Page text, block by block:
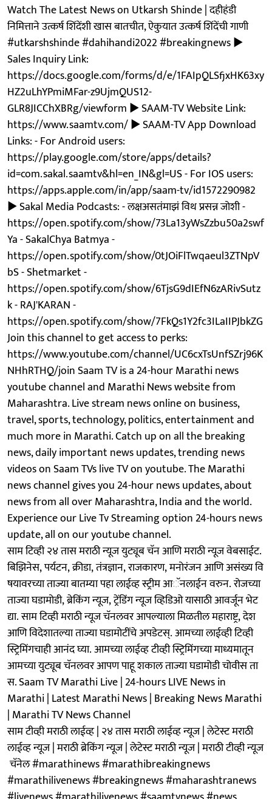
Watch The Latest News on Utkarsh Shinde | दहीहंडी
निमित्ताने उत्कर्ष शिंदेंशी खास बातचीत, ऐकुयात उत्कर्ष शिंदेंची गाणी
#utkarshshinde #dahihandi2022 #breakingnews ►
Sales Inquiry Link:
https://docs.google.com/forms/d/e/1FAIpQLSfjxHK63xy
HZ2uLhYPmiMFar-z9UjmQUS12-
GLR8JICChXBRg/viewform ► SAAM-TV Website Link:
https://www.saamtv.com/ ► SAAM-TV App Download
Links: - For Android users:
https://play.google.com/store/apps/details?
id=com.sakal.saamtv&hl=en_IN&gl=US - For IOS users:
https://apps.apple.com/in/app/saam-tv/id1572290982
► Sakal Media Podcasts: - लक्षअसतंमाझं विथ प्रसन्न जोशी -
https://open.spotify.com/show/73La13yWsZzbu50a2swf
Ya - SakalChya Batmya -
https://open.spotify.com/show/0tJOiFlTwqaeul3ZTNpV
bS - Shetmarket -
https://open.spotify.com/show/6TjsG9dIEfN6zARivSutz
k - RAJ'KARAN -
https://open.spotify.com/show/7FkQs1Y2fc3ILaIIPJbkZG
Join this channel to get access to perks:
https://www.youtube.com/channel/UC6cxTsUnfSZrj96K
NHhRTHQ/join Saam TV is a 24-hour Marathi news
youtube channel and Marathi News website from
Maharashtra. Live stream news online on business,
travel, sports, technology, politics, entertainment and
much more in Marathi. Catch up on all the breaking
news, daily important news updates, trending news
videos on Saam TVs live TV on youtube. The Marathi
news channel gives you 24-hour news updates, about
news from all over Maharashtra, India and the world.
Experience our Live Tv Streaming option 24-hours news
update, all on our youtube channel.
साम टिव्ही २४ तास मराठी न्यूज युट्यूब चॅन आणि मराठी न्यूज वेबसाईट.
बिझिनेस, पर्यटन, क्रीडा, तंत्रज्ञान, राजकारण, मनोरंजन आणि असंख्य वि
षयावरच्या ताज्या बातम्या पहा लाईव्ह स्ट्रीम आॅनलाईन वरुन. रोजच्या
ताज्या घडामोडी, ब्रेकिंग न्यूज, ट्रेंडिंग न्यूज व्हिडिओ यासाठी आवर्जून भेट
द्या. साम टिव्ही मराठी न्यूज चॅनलवर आपल्याला मिळतील महाराष्ट्र, देश
आणि विदेशातल्या ताज्या घडामोटींचे अपडेटस्. आमच्या लाईव्ही टिव्ही
स्ट्रिमिंगचाही आनंद घ्या. आमच्या लाईव्ह टीव्ही स्ट्रिमिंगच्या माध्यमातून
आमच्या युट्यूब चॅनलवर आपण पाहू शकाल ताज्या घडामोडी चोवीस ता
स. Saam TV Marathi Live | 24-hours LIVE News in
Marathi | Latest Marathi News | Breaking News Marathi
| Marathi TV News Channel
साम टीव्ही मराठी लाईव्ह | २४ तास मराठी लाईव्ह न्यूज | लेटेस्ट मराठी
लाईव्ह न्यूज | मराठी ब्रेकिंग न्यूज | लेटेस्ट मराठी न्यूज | मराठी टीव्ही न्यूज
चॅनेल #marathinews #marathibreakingnews
#marathilivenews #breakingnews #maharashtranews